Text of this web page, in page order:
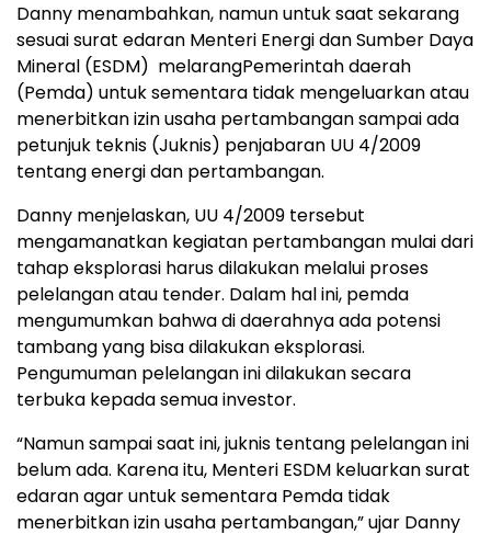
Danny menambahkan, namun untuk saat sekarang
sesuai surat edaran Menteri Energi dan Sumber Daya
Mineral (ESDM) melarangPemerintah daerah
(Pemda) untuk sementara tidak mengeluarkan atau
menerbitkan izin usaha pertambangan sampai ada
petunjuk teknis (Juknis) penjabaran UU 4/2009
tentang energi dan pertambangan.
Danny menjelaskan, UU 4/2009 tersebut
mengamanatkan kegiatan pertambangan mulai dari
tahap eksplorasi harus dilakukan melalui proses
pelelangan atau tender. Dalam hal ini, pemda
mengumumkan bahwa di daerahnya ada potensi
tambang yang bisa dilakukan eksplorasi.
Pengumuman pelelangan ini dilakukan secara
terbuka kepada semua investor.
“Namun sampai saat ini, juknis tentang pelelangan ini
belum ada. Karena itu, Menteri ESDM keluarkan surat
edaran agar untuk sementara Pemda tidak
menerbitkan izin usaha pertambangan,” ujar Danny